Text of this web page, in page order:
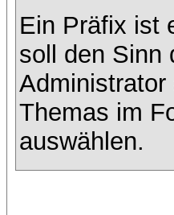
Ein Präfix ist
soll den Sinn
Themas im
auswählen.